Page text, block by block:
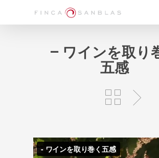
main
– ワインを取り
五感